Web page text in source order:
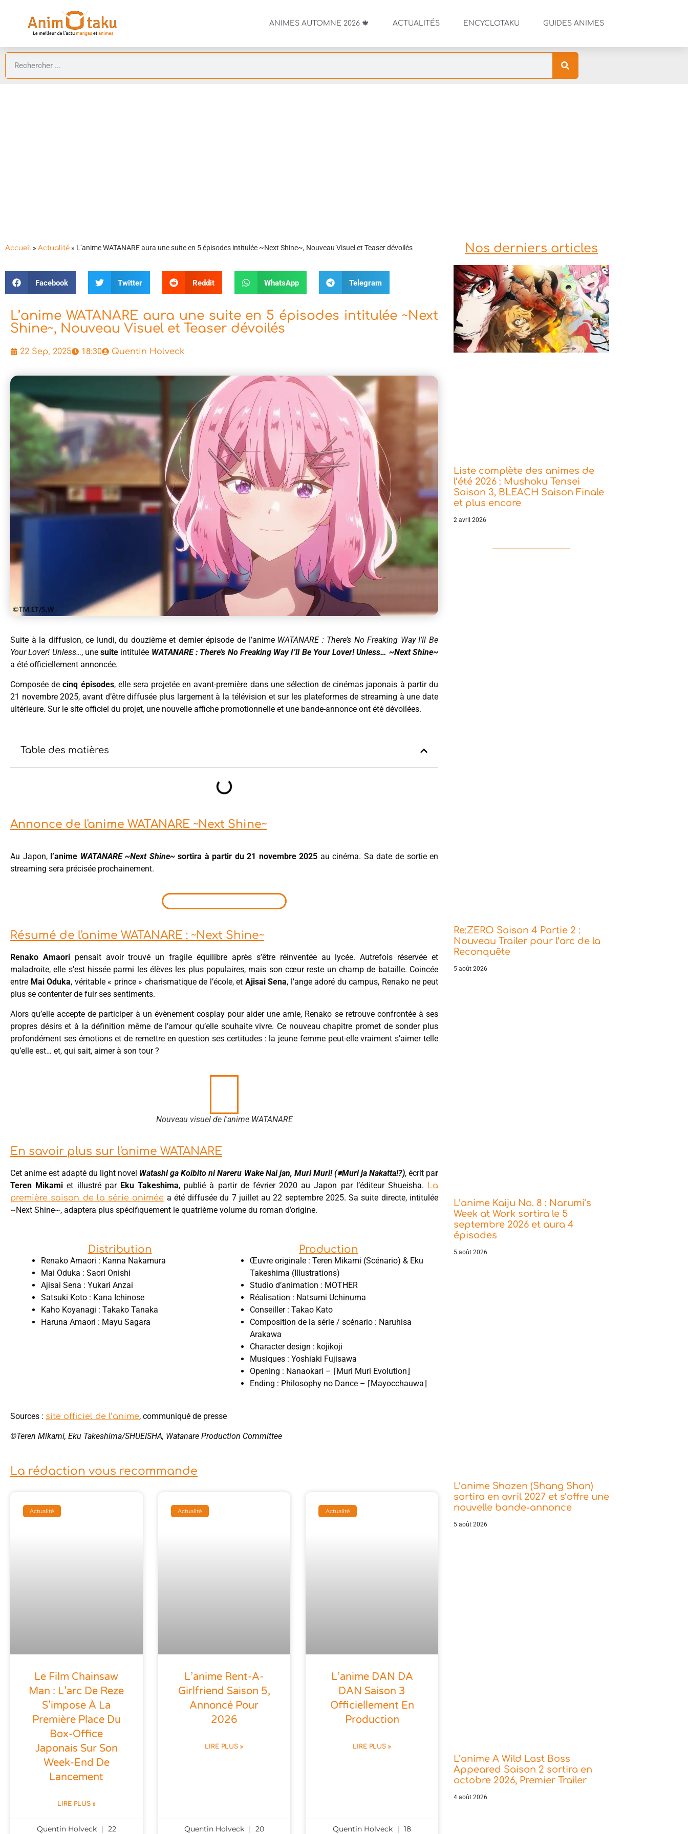
ANIMES AUTOMNE 2026 🍁 ACTUALITÉS ENCYCLOTAKU GUIDES ANIMES
Accueil » Actualité » L’anime WATANARE aura une suite en 5 épisodes intitulée ~Next Shine~, Nouveau Visuel et Teaser dévoilés
Facebook Twitter Reddit WhatsApp Telegram
L’anime WATANARE aura une suite en 5 épisodes intitulée ~Next
Shine~, Nouveau Visuel et Teaser dévoilés
22 Sep, 2025 18:30 Quentin Holveck
Suite à la diffusion, ce lundi, du douzième et dernier épisode de l’anime WATANARE : There’s No Freaking Way I’ll Be
Your Lover! Unless…, unesuite intitulée WATANARE : There’s No Freaking Way I’ll Be Your Lover! Unless… ~Next Shine~
a été officiellement annoncée.
Composée decinq épisodes, elle sera projetée en avant-première dans une sélection de cinémas japonais à partir du
21 novembre 2025, avant d’être diffusée plus largement à la télévision et sur les plateformes de streaming à une date
ultérieure. Sur le site officiel du projet, une nouvelle affiche promotionnelle et une bande-annonce ont été dévoilées.
Table des matières
Annonce de l'anime WATANARE ~Next Shine~
Au Japon, l’anime WATANARE ~Next Shine~sortira à partir du 21 novembre 2025 au cinéma. Sa date de sortie en
streaming sera précisée prochainement.
Résumé de l'anime WATANARE : ~Next Shine~
Renako Amaoripensait avoir trouvé un fragile équilibre après s’être réinventée au lycée. Autrefois réservée et
maladroite, elle s’est hissée parmi les élèves les plus populaires, mais son cœur reste un champ de bataille. Coincée
entre Mai Oduka, véritable « prince » charismatique de l’école, et Ajisai Sena, l’ange adoré du campus, Renako ne peut
plus se contenter de fuir ses sentiments.
Alors qu’elle accepte de participer à un évènement cosplay pour aider une amie, Renako se retrouve confrontée à ses
propres désirs et à la définition même de l’amour qu’elle souhaite vivre. Ce nouveau chapitre promet de sonder plus
profondément ses émotions et de remettre en question ses certitudes : la jeune femme peut-elle vraiment s’aimer telle
qu’elle est… et, qui sait, aimer à son tour ?
Nouveau visuel de l'anime WATANARE
En savoir plus sur l'anime WATANARE
Cet anime est adapté du light novel Watashi ga Koibito ni Nareru Wake Nai jan, Muri Muri! (※Muri ja Nakatta!?), écrit par
Teren Mikami et illustré par Eku Takeshima, publié à partir de février 2020 au Japon par l’éditeur Shueisha. La
première saison de la série animée a été diffusée du 7 juillet au 22 septembre 2025. Sa suite directe, intitulée
~Next Shine~, adaptera plus spécifiquement le quatrième volume du roman d’origine.
Distribution
Renako Amaori : Kanna Nakamura
Mai Oduka : Saori Onishi
Ajisai Sena : Yukari Anzai
Satsuki Koto : Kana Ichinose
Kaho Koyanagi : Takako Tanaka
Haruna Amaori : Mayu Sagara
Production
Œuvre originale : Teren Mikami (Scénario) & Eku
Takeshima (Illustrations)
Studio d’animation : MOTHER
Réalisation : Natsumi Uchinuma
Conseiller : Takao Kato
Composition de la série / scénario : Naruhisa
Arakawa
Character design : kojikoji
Musiques : Yoshiaki Fujisawa
Opening : Nanaokari – ⌈Muri Muri Evolution⌋
Ending : Philosophy no Dance – ⌈Mayocchauwa⌋
Sources : site officiel de l’anime, communiqué de presse
©Teren Mikami, Eku Takeshima/SHUEISHA, Watanare Production Committee
La rédaction vous recommande
Actualité
Le Film Chainsaw
Man : L’arc De Reze
S’impose À La
Première Place Du
Box-Office
Japonais Sur Son
Week-End De
Lancement
LIRE PLUS »
Quentin Holveck
22
Actualité
L’anime Rent-A-
Girlfriend Saison 5,
Annoncé Pour
2026
LIRE PLUS »
Quentin Holveck
20
Actualité
L’anime DAN DA
DAN Saison 3
Officiellement En
Production
LIRE PLUS »
Quentin Holveck
18
Nos derniers articles
Liste complète des animes de
l’été 2026 : Mushoku Tensei
Saison 3, BLEACH Saison Finale
et plus encore
2 avril 2026
Re:ZERO Saison 4 Partie 2 :
Nouveau Trailer pour l’arc de la
Reconquête
5 août 2026
L’anime Kaiju No. 8 : Narumi’s
Week at Work sortira le 5
septembre 2026 et aura 4
épisodes
5 août 2026
L’anime Shozen (Shang Shan)
sortira en avril 2027 et s’offre une
nouvelle bande-annonce
5 août 2026
L’anime A Wild Last Boss
Appeared Saison 2 sortira en
octobre 2026, Premier Trailer
4 août 2026